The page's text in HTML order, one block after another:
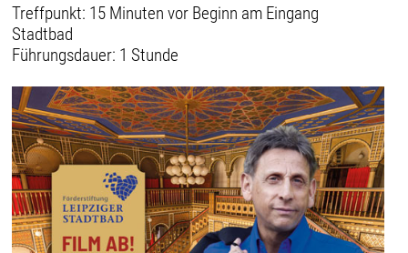
Treffpunkt: 15 Minuten vor Beginn am Eingang
Stadtbad
Führungsdauer: 1 Stunde